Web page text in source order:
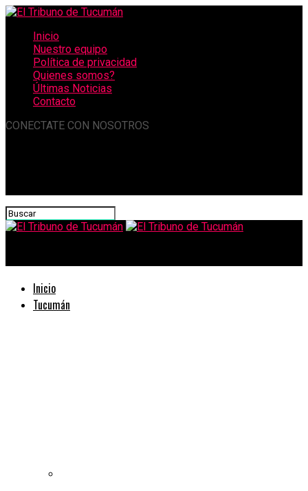
Inicio
Nuestro equipo
Política de privacidad
Quienes somos?
Últimas Noticias
Contacto
CONECTATE CON NOSOTROS
Inicio
Tucumán